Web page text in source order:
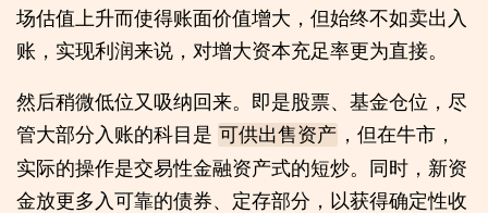
场估值上升而使得账面价值增大，但始终不如卖出入
账，实现利润来说，对增大资本充足率更为直接。
然后稍微低位又吸纳回来。即是股票、基金仓位，尽
管大部分入账的科目是 可供出售资产 ，但在牛市，
实际的操作是交易性金融资产式的短炒。同时，新资
金放更多入可靠的债券、定存部分，以获得确定性收